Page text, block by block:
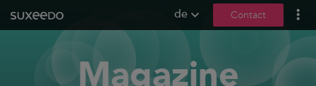
de Contact
what we do
leadgenerierungMagazine